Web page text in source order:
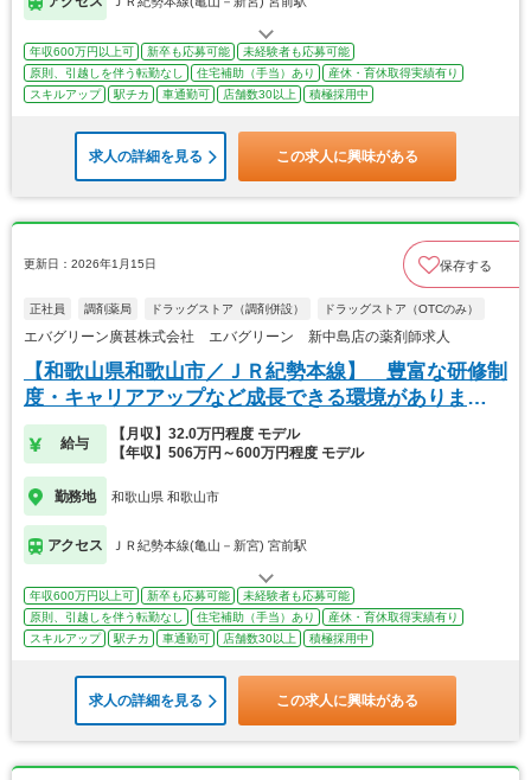
年収600万円以上可 新卒も応募可能
未経験者も応募可能
原則、引越しを伴う転勤なし
住宅補助（手当）あり
産休・育休取得実績有り
スキルアップ
駅チカ 車通勤可 店舗数30以上 積極採用中
求人の詳細を見る この求人に興味がある
更新日：2026年1月15日 保存する
正社員 調剤薬局 ドラッグストア（調剤併設） ドラッグストア（OTCのみ）
エバグリーン廣甚株式会社 エバグリーン 新中島店の薬剤師求人
【和歌山県和歌山市／ＪＲ紀勢本線】 豊富な研修制
度・キャリアアップなど成長できる環境がありま
す！
給与
【月収】32.0万円程度 モデル
【年収】506万円～600万円程度 モデル
勤務地 和歌山県 和歌山市
アクセス ＪＲ紀勢本線(亀山－新宮) 宮前駅
年収600万円以上可 新卒も応募可能
未経験者も応募可能
原則、引越しを伴う転勤なし
住宅補助（手当）あり
産休・育休取得実績有り
スキルアップ
駅チカ 車通勤可 店舗数30以上 積極採用中
求人の詳細を見る この求人に興味がある